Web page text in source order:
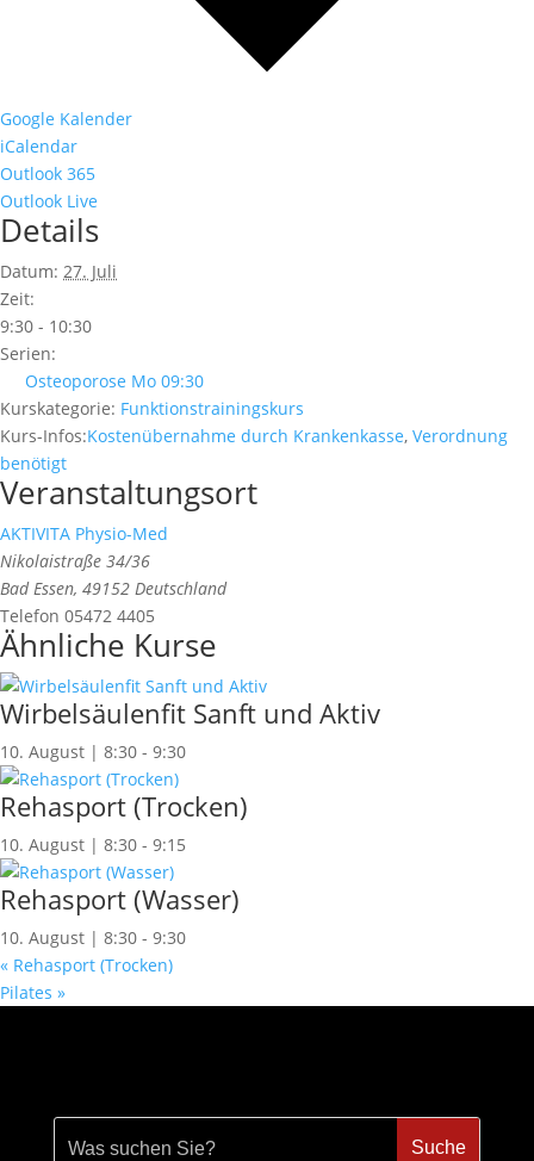
Google Kalender
iCalendar
Outlook 365
Outlook Live
Details
Datum: 27. Juli
Zeit:
9:30 - 10:30
Serien:
Osteoporose Mo 09:30
Kurskategorie: Funktionstrainingskurs
Kurs-Infos:Kostenübernahme durch Krankenkasse, Verordnung
benötigt
Veranstaltungsort
AKTIVITA Physio-Med
Nikolaistraße 34/36
Bad Essen, 49152 Deutschland
Telefon 05472 4405
Ähnliche Kurse
Wirbelsäulenfit Sanft und Aktiv
10. August | 8:30 - 9:30
Rehasport (Trocken)
10. August | 8:30 - 9:15
Rehasport (Wasser)
10. August | 8:30 - 9:30
« Rehasport (Trocken)
Pilates »